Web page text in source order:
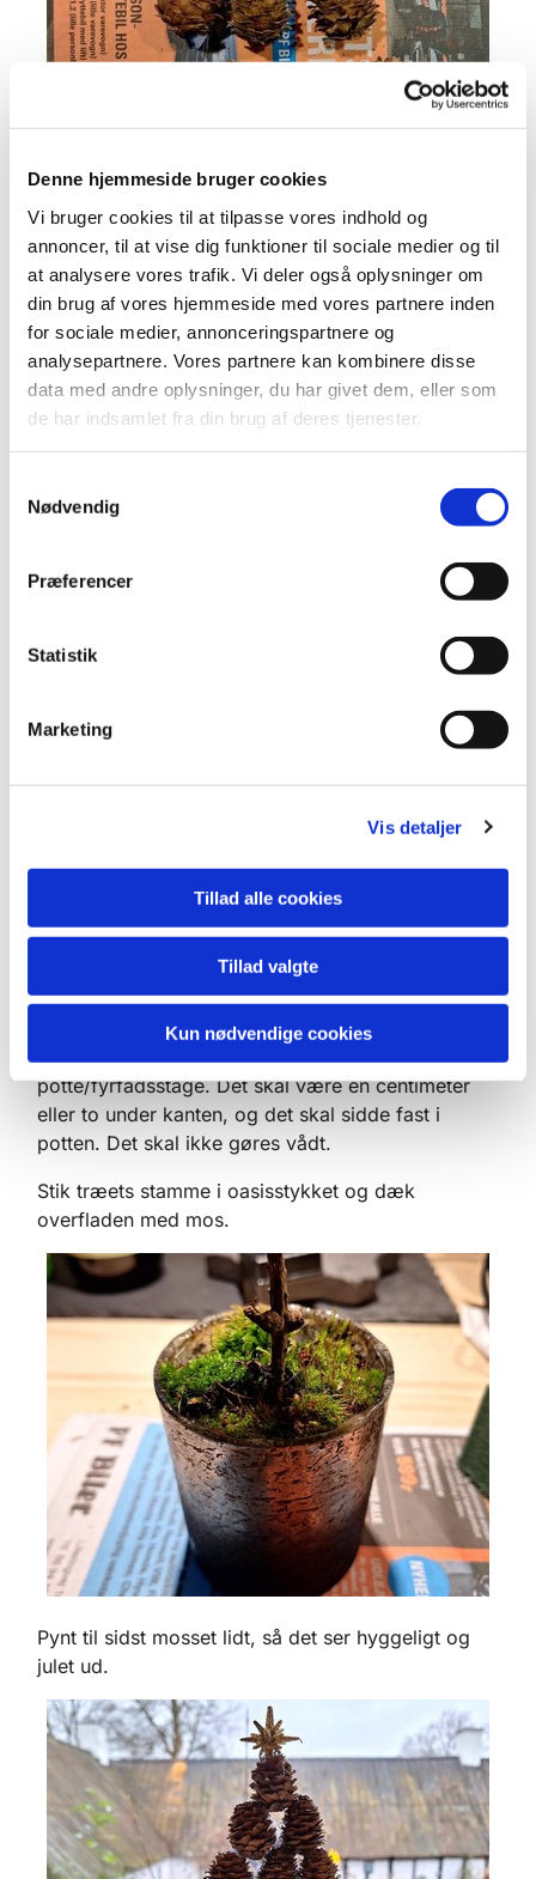
Denne hjemmeside bruger cookies
Vi bruger cookies til at tilpasse vores indhold og
annoncer, til at vise dig funktioner til sociale medier og til
at analysere vores trafik. Vi deler også oplysninger om
din brug af vores hjemmeside med vores partnere inden
for sociale medier, annonceringspartnere og
analysepartnere. Vores partnere kan kombinere disse
data med andre oplysninger, du har givet dem, eller som
de har indsamlet fra din brug af deres tjenester.
Nødvendig
Præferencer
Statistik
Marketing
Vis detaljer
Tillad alle cookies
Tillad valgte
Kun nødvendige cookies
Lim dem sammen række for række, og lim så
rækkerne sammen. Lim en lille stjerne i toppen.
Lad limen køle af og vend træet om. Lim et stykke
af lærkegrenen fast bagpå, så du får en stamme til
træet.
Skær et stykke oasis til og placer det i din
potte/fyrfadsstage. Det skal være en centimeter
eller to under kanten, og det skal sidde fast i
potten. Det skal ikke gøres vådt.
Stik træets stamme i oasisstykket og dæk
overfladen med mos.
Pynt til sidst mosset lidt, så det ser hyggeligt og
julet ud.